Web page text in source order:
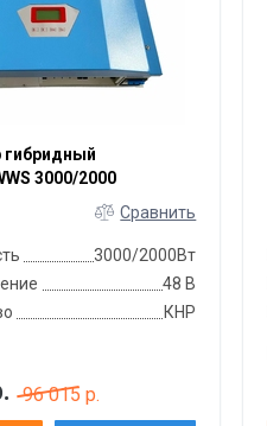
гибридный
3000/2000
Сравнить
3000/2000Вт
48 В
КНР
96 015 р.